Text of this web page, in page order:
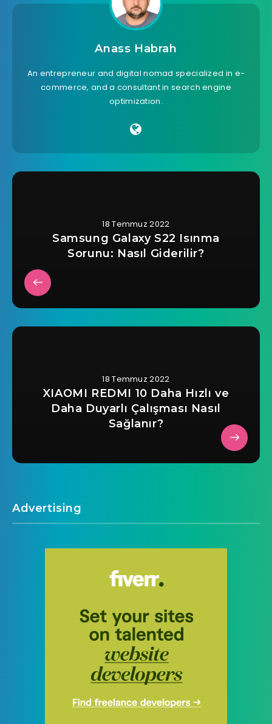
Anass Habrah
An entrepreneur and digital nomad specialized in e-
commerce, and a consultant in search engine
optimization.
18 Temmuz 2022
Samsung Galaxy S22 Isınma
Sorunu: Nasıl Giderilir?
18 Temmuz 2022
XIAOMI REDMI 10 Daha Hızlı ve
Daha Duyarlı Çalışması Nasıl
Sağlanır?
Advertising